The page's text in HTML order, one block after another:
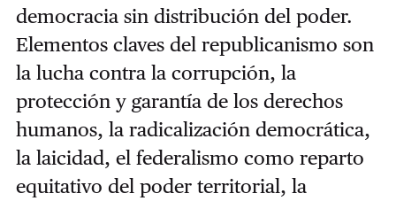
democracia sin distribución del poder.
Elementos claves del republicanismo son
la lucha contra la corrupción, la
protección y garantía de los derechos
humanos, la radicalización democrática,
la laicidad, el federalismo como reparto
equitativo del poder territorial, la